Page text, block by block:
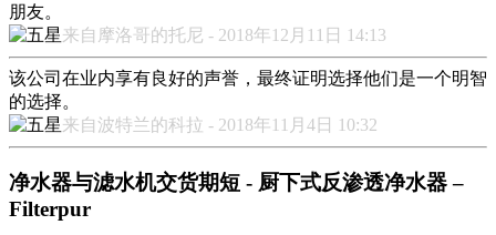
朋友。
来自摩洛哥的托尼 - 2018年12月11日 14:13
该公司在业内享有良好的声誉，最终证明选择他们是一个明智
的选择。
来自波特兰的科拉 - 2018年11月4日 10:32
净水器与滤水机交货期短 - 厨下式反渗透净水器 –
Filterpur